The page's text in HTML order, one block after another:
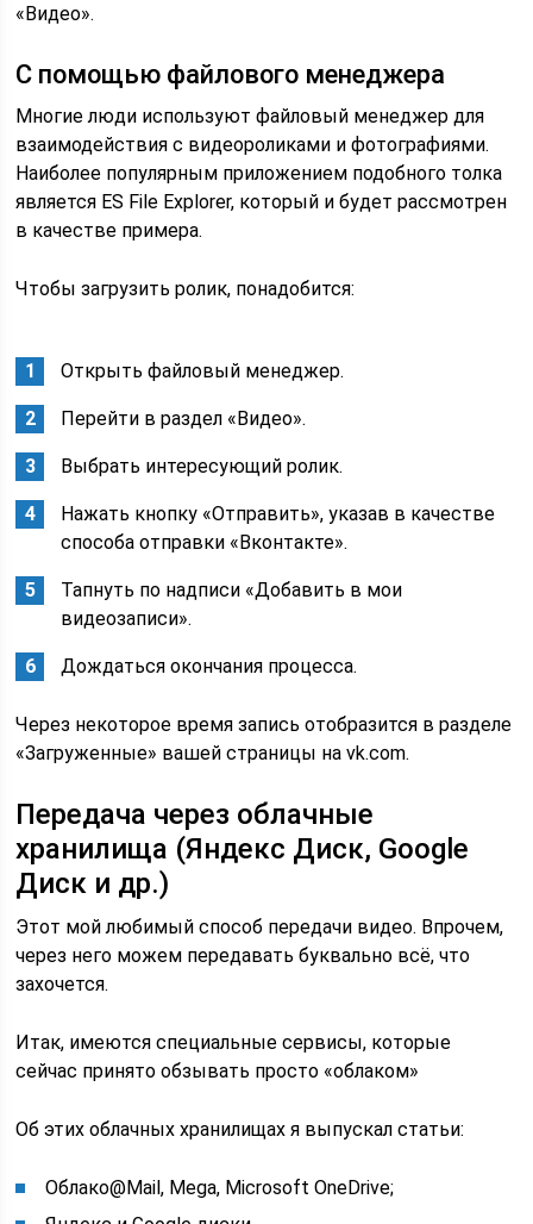
«Видео».
С помощью файлового менеджера
Многие люди используют файловый менеджер для
взаимодействия с видеороликами и фотографиями.
Наиболее популярным приложением подобного толка
является ES File Explorer, который и будет рассмотрен
в качестве примера.
Чтобы загрузить ролик, понадобится:
Открыть файловый менеджер.
Перейти в раздел «Видео».
Выбрать интересующий ролик.
Нажать кнопку «Отправить», указав в качестве
способа отправки «Вконтакте».
Тапнуть по надписи «Добавить в мои
видеозаписи».
Дождаться окончания процесса.
Через некоторое время запись отобразится в разделе
«Загруженные» вашей страницы на vk.com.
Передача через облачные
хранилища (Яндекс Диск, Google
Диск и др.)
Этот мой любимый способ передачи видео. Впрочем,
через него можем передавать буквально всё, что
захочется.
Итак, имеются специальные сервисы, которые
сейчас принято обзывать просто «облаком»
Об этих облачных хранилищах я выпускал статьи:
Облако@Mail, Mega, Microsoft OneDrive;